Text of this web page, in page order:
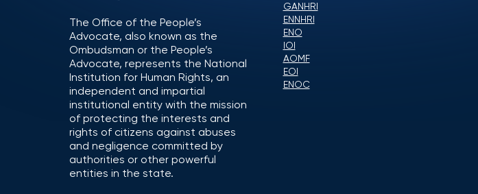
The Office of the People’s
Advocate, also known as the
Ombudsman or the People’s
Advocate, represents the National
Institution for Human Rights, an
independent and impartial
institutional entity with the mission
of protecting the interests and
rights of citizens against abuses
and negligence committed by
authorities or other powerful
entities in the state.
GANHRI
ENNHRI
ENO
IOI
AOMF
EOI
ENOC